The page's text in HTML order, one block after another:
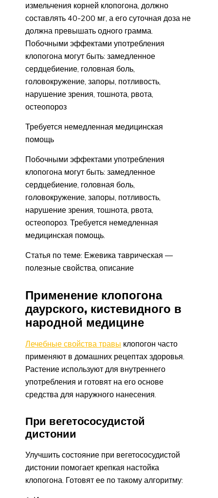
измельчения корней клопогона, должно
составлять 40-200 мг, а его суточная доза не
должна превышать одного грамма.
Побочными эффектами употребления
клопогона могут быть: замедленное
сердцебиение, головная боль,
головокружение, запоры, потливость,
нарушение зрения, тошнота, рвота,
остеопороз
Требуется немедленная медицинская
помощь
Побочными эффектами употребления
клопогона могут быть: замедленное
сердцебиение, головная боль,
головокружение, запоры, потливость,
нарушение зрения, тошнота, рвота,
остеопороз. Требуется немедленная
медицинская помощь.
Статья по теме: Ежевика таврическая —
полезные свойства, описание
Применение клопогона
даурского, кистевидного в
народной медицине
Лечебные свойства травы клопогон часто
применяют в домашних рецептах здоровья.
Растение используют для внутреннего
употребления и готовят на его основе
средства для наружного нанесения.
При вегетососудистой
дистонии
Улучшить состояние при вегетососудистой
дистонии помогает крепкая настойка
клопогона. Готовят ее по такому алгоритму: